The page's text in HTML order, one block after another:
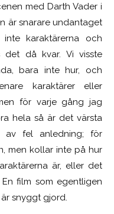
med Darth Vader i
är snarare undantaget
karaktärerna och
det då kvar. Vi visste
bara inte hur, och
karaktärer eller
för varje gång jag
hela så är det värsta
av fel anledning; för
men kollar inte på hur
är, eller det
film som egentligen
snyggt gjord.